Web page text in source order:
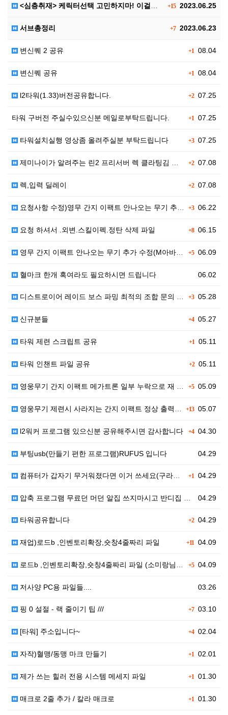
+152023.06.25
<심층취재> 케릭터선택 고민하지마! 이걸로 끝!! 신규…
+72023.06.23
서브총정리
+1 08.04
변신퀘 2 공유
+1 08.04
변신퀘 공유
+207.25
l2타워(1.33)버전공유합니다.
+1 07.25
타워 구버전 주실수있으신분 메일로부탁드립니다.
+307.25
타워설치실행 영상좀 올려주실분 부탁드립니다
+207.08
제미나이가 알려주는 린2 프리서버 렉 클라팅김 대처법입…
+207.08
렉,입력 딜레이
+306.22
요청사항 수정)영무 간지 이팩트 안나오는 무기 추가 수…
+806.15
요청 하셔서 .외변.스킬이펙.정탄 삭제 파일
+506.09
영무 간지 이팩트 안나오는 무기 추가 수정(M아바타)
06.02
혈마크 한개 혹여라도 필요하시면 드립니다
+305.28
디스트로이어 레이드 보스 파밍 최적의 조합 문의 (오버…
+405.27
신규분들
+1 05.11
타워 제련 스크립트 공유
+205.11
타워 인챈트 파일 공유
+505.09
영웅무기 간지 이팩트 메가트론 일부 누락으로 재 업로드…
+1305.07
영웅무기 제련시 사라지는 간지 이팩트 정상 출력 파일 …
+404.30
l2워커 프로그램 있으신분 공유해주시면 감사합니다
04.29
부팅usb(만들기 편한 프로그램)RUFUS 입니다
+1 04.29
컴퓨터가 갑자기 무거워졌다면 이거 쓰세요(구라제거기)
04.29
압축 프로그램 무료던 머던 알집 쓰지마시고 반디집 쓰세…
+204.29
타워공유합니다
+11 04.09
재업)로드b ,인벤토리확장,숏창4줄짜리 파일
+504.09
로드b ,인벤토리확장,숏창4줄짜리 파일 (소미랑님 올려…
03.26
저사양 PC용 파일들....
+703.10
핑 0 설절 - 랙 줄이기 팁 ///
+402.04
[타워] 주소입니다~
+1 02.01
자작)혈맹/동맹 마크 만들기
+1 01.30
제가 쓰는 힐러 전용 시스템 메세지 파일
+1 01.30
매크로 2줄 추가 / 칼라 매크로